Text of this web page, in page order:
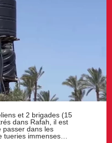
et 2 brigades (15
dans Rafah, il est
passer dans les
tueries immenses…